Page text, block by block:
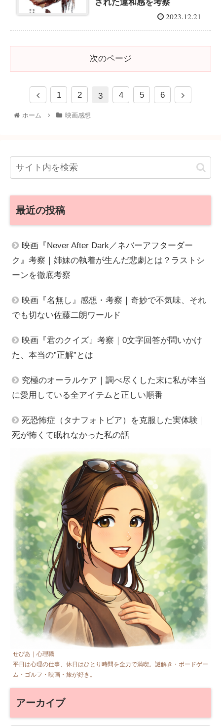
された違和感を考察
2023.12.21
次のページ
1 2 3 4 5 6
ホーム 映画感想
最近の投稿
映画『Never After Dark／ネバーアフターダー
ク』考察｜姉妹の執着が生んだ悲劇とは？ラストシ
ーンを徹底考察
映画『名無し』感想・考察｜奇妙で不気味、それ
でも切ない佐藤二朗ワールド
映画『君のクイズ』考察｜0文字回答が問いかけ
た、本当の”正解”とは
究極のオーラルケア｜調べ尽くした末に私が本当
に愛用している全アイテムと正しい順番
死恐怖症（タナフォトビア）を克服した実体験｜
死が怖くて眠れなかった私の話
せぴあ｜心理職
平日は心理の仕事、休日はひとり時間を全力で満喫。謎解き・ボードゲー
ム・ゴルフ・映画・旅が好き。
アーカイブ